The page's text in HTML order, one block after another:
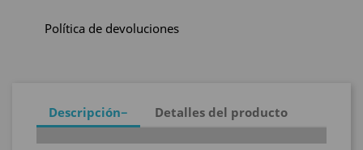
Política de devoluciones
Descripción Detalles del producto